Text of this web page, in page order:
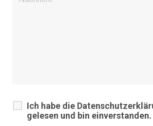
Ich habe die
gelesen und bin einverstanden.